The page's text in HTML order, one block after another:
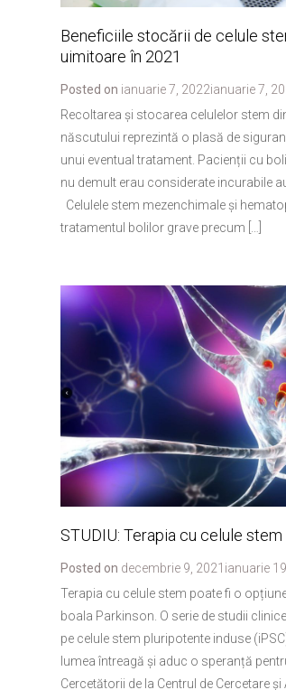
Beneficiile stocării de celule
uimitoare în 2021
Posted on ianuarie 7, 2022ianuarie 7,
Recoltarea și stocarea celulelor stem
născutului reprezintă o plasă de
unui eventual tratament. Pacienții cu
nu demult erau considerate incurabile
Celulele stem mezenchimale și
tratamentul bolilor grave precum […]
STUDIU: Terapia cu celule
Posted on decembrie 9, 2021 ianuarie
Terapia cu celule stem poate fi o
boala Parkinson. O serie de studii
pe celule stem pluripotente induse
lumea întreagă și aduc o speranță
Cercetătorii de la Centrul de Cercetare și